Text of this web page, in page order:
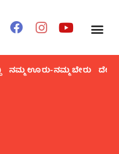
ನಮ್ಮ ಊರು-ನಮ್ಮ ಬೇರು ದೇಶ